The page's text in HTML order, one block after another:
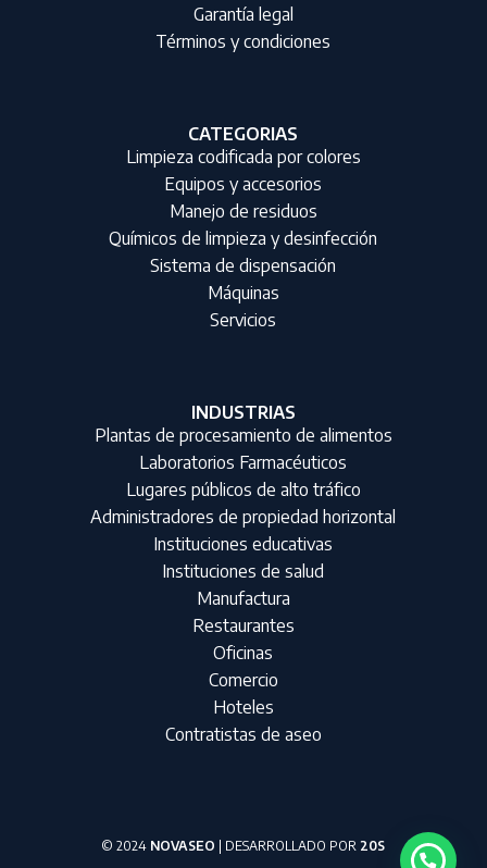
Garantía legal
Términos y condiciones
CATEGORIAS
Limpieza codificada por colores
Equipos y accesorios
Manejo de residuos
Químicos de limpieza y desinfección
Sistema de dispensación
Máquinas
Servicios
INDUSTRIAS
Plantas de procesamiento de alimentos
Laboratorios Farmacéuticos
Lugares públicos de alto tráfico
Administradores de propiedad horizontal
Instituciones educativas
Instituciones de salud
Manufactura
Restaurantes
Oficinas
Comercio
Hoteles
Contratistas de aseo
© 2024 NOVASEO | DESARROLLADO POR 20S